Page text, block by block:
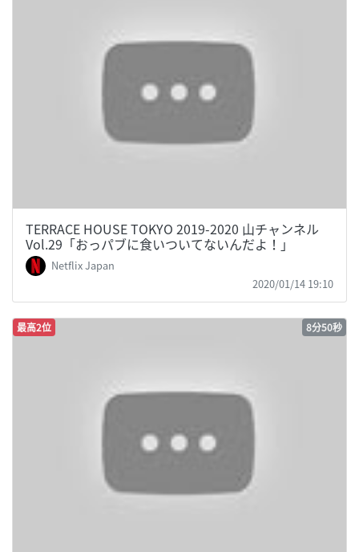
TERRACE HOUSE TOKYO 2019-2020 山チャンネル
Vol.29「おっパブに食いついてないんだよ！」
Netflix Japan
2020/01/14 19:10
最高2位 8分50秒